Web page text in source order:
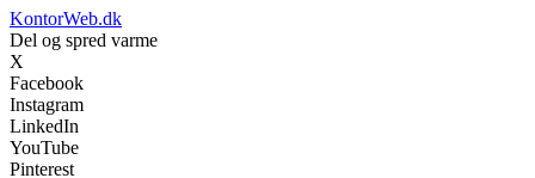
KontorWeb.dk
Del og spred varme
X
Facebook
Instagram
LinkedIn
YouTube
Pinterest